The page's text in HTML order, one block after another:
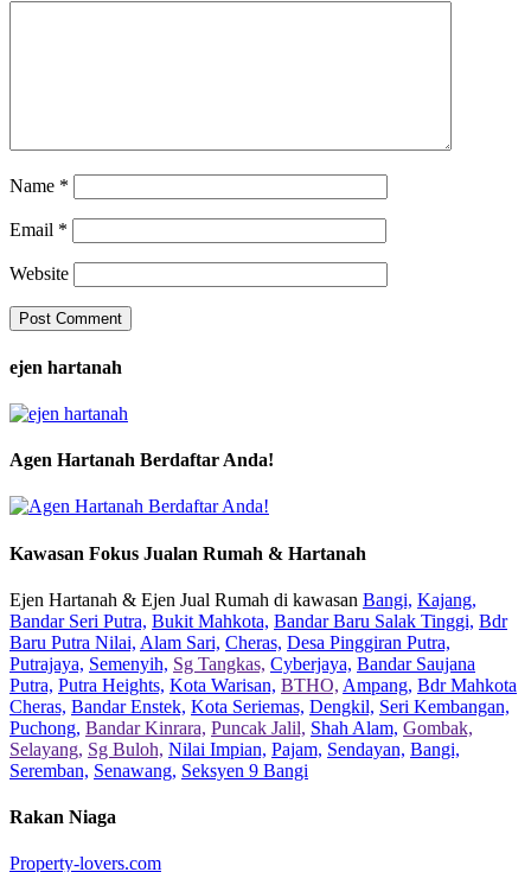
Name *
Email *
Website
ejen hartanah
Agen Hartanah Berdaftar Anda!
Kawasan Fokus Jualan Rumah & Hartanah
Ejen Hartanah & Ejen Jual Rumah di kawasan Bangi, Kajang,
Bandar Seri Putra, Bukit Mahkota, Bandar Baru Salak Tinggi, Bdr
Baru Putra Nilai, Alam Sari, Cheras, Desa Pinggiran Putra,
Putrajaya, Semenyih, Sg Tangkas, Cyberjaya, Bandar Saujana
Putra, Putra Heights, Kota Warisan, BTHO, Ampang, Bdr Mahkota
Cheras, Bandar Enstek, Kota Seriemas, Dengkil, Seri Kembangan,
Puchong, Bandar Kinrara, Puncak Jalil, Shah Alam, Gombak,
Selayang, Sg Buloh, Nilai Impian, Pajam, Sendayan, Bangi,
Seremban, Senawang, Seksyen 9 Bangi
Rakan Niaga
Property-lovers.com